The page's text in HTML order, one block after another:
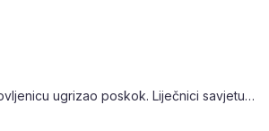
Umirovljenicu ugrizao poskok. Liječnici savjetuju oprez u ovo doba godine